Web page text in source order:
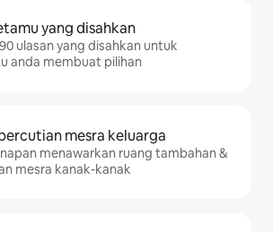
yang disahkan
ulasan yang disahkan untuk
anda membuat pilihan
mesra keluarga
menawarkan ruang tambahan &
mesra kanak-kanak